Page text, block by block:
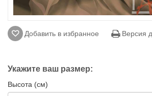
Добавить в избранное Версия
Укажите ваш размер:
Высота (см)